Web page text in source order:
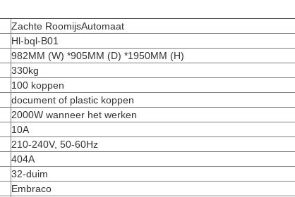
Zachte RoomijsAutomaat
Hl-bql-B01
982MM (W) *905MM (D) *1950MM (H)
330kg
100 koppen
document of plastic koppen
2000W wanneer het werken
10A
210-240V, 50-60Hz
404A
32-duim
Embraco